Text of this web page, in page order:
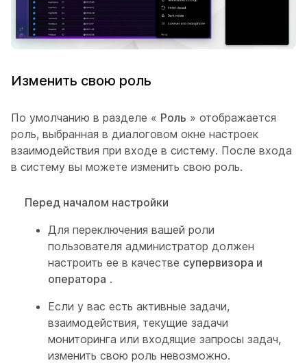
Изменить свою роль
По умолчанию в разделе « Роль » отображается
роль, выбранная в диалоговом окне настроек
взаимодействия при входе в систему. После входа
в систему вы можете изменить свою роль.
Перед началом настройки
Для переключения вашей роли
пользователя администратор должен
настроить ее в качестве супервизора и
оператора .
Если у вас есть активные задачи,
взаимодействия, текущие задачи
мониторинга или входящие запросы задач,
изменить свою роль невозможно.